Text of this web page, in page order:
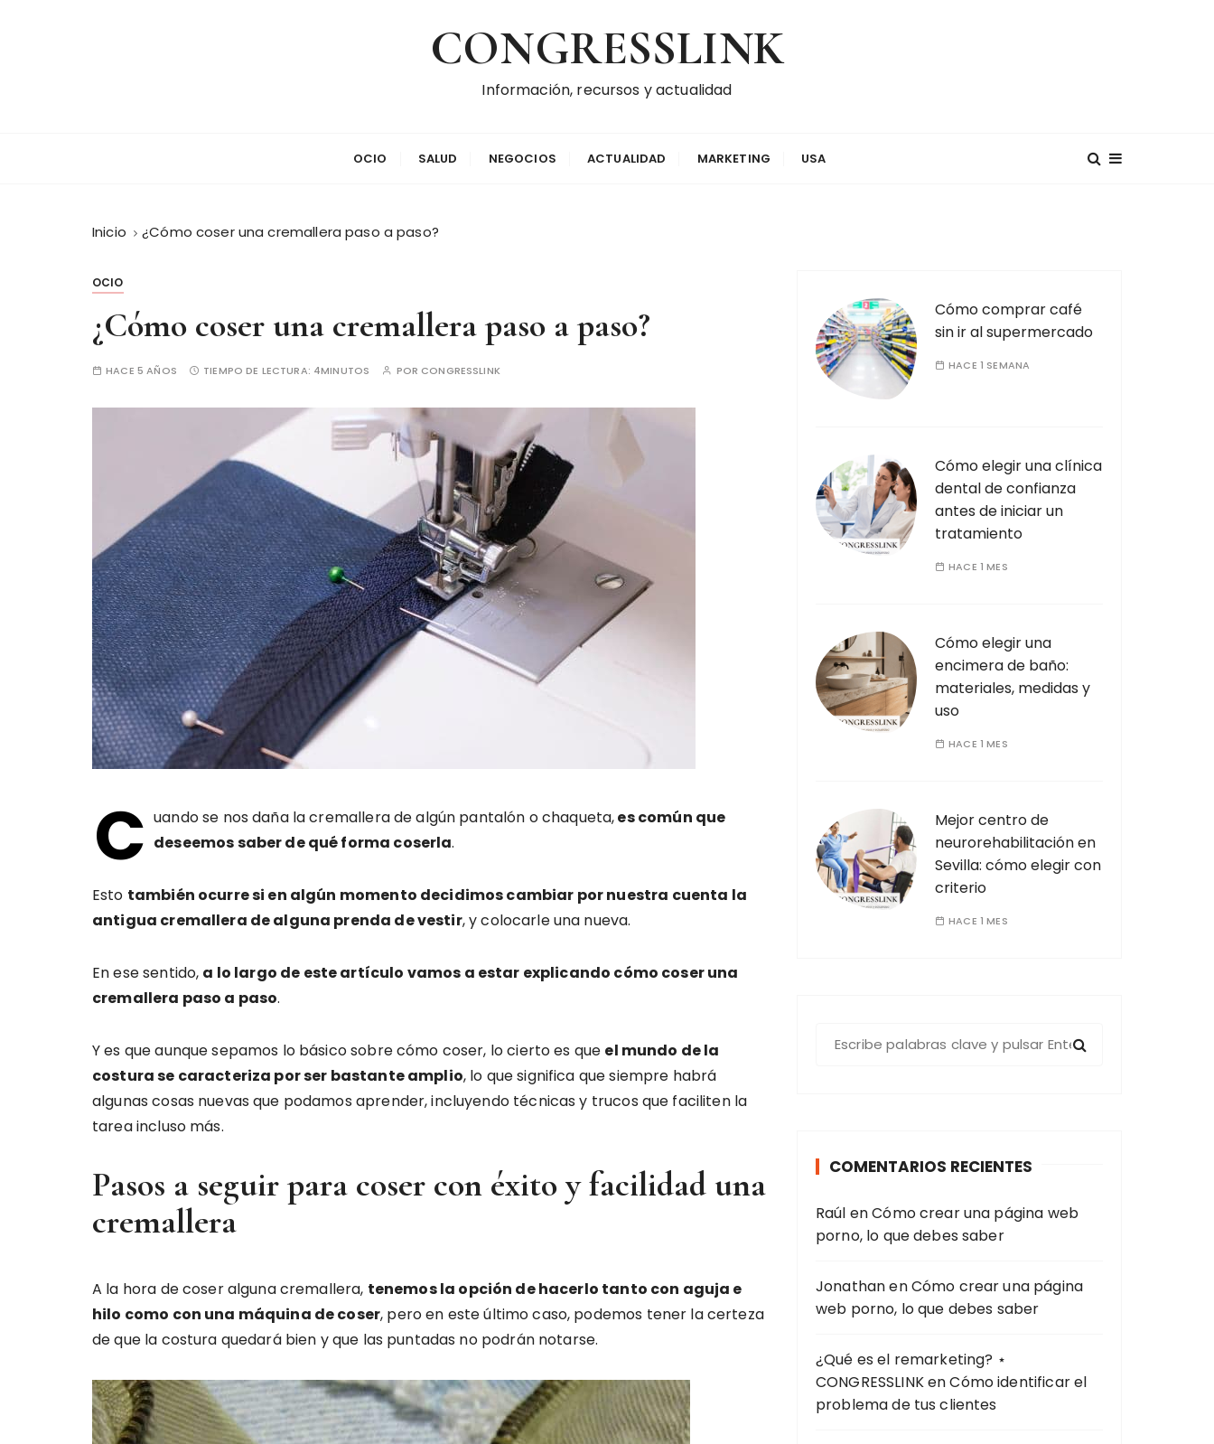
CONGRESSLINK
Información, recursos y actualidad
OCIO SALUD NEGOCIOS ACTUALIDAD MARKETING USA
Inicio ¿Cómo coser una cremallera paso a paso?
OCIO
¿Cómo coser una cremallera paso a paso?
HACE 5 AÑOS TIEMPO DE LECTURA: 4MINUTOS POR CONGRESSLINK
C uando se nos daña la cremallera de algún pantalón o chaqueta,es común que
deseemos saber de qué forma coserla.
Esto también ocurre si en algún momento decidimos cambiar por nuestra cuenta la
antigua cremallera de alguna prenda de vestir, y colocarle una nueva.
En ese sentido, a lo largo de esteartículo vamos a estar explicando cómo coser una
cremallera paso a paso.
Y es que aunque sepamos lo básico sobre cómo coser, lo cierto es que el mundo de la
costura se caracteriza por ser bastante amplio, lo que significa que siempre habrá
algunas cosas nuevas que podamos aprender, incluyendo técnicas y trucos que faciliten la
tarea incluso más.
Pasos a seguir para coser con éxito y facilidad una
cremallera
A la hora de coser alguna cremallera, tenemos la opción de hacerlo tanto con aguja e
hilo como con una máquina de coser, pero en este último caso, podemos tener la certeza
de que la costura quedará bien y que las puntadas no podrán notarse.
Cómo comprar café
sin ir al supermercado
HACE 1 SEMANA
Cómo elegir una clínica
dental de confianza
antes de iniciar un
tratamiento
HACE 1 MES
Cómo elegir una
encimera de baño:
materiales, medidas y
uso
HACE 1 MES
Mejor centro de
neurorehabilitación en
Sevilla: cómo elegir con
criterio
HACE 1 MES
COMENTARIOS RECIENTES
Raúl enCómo crear una página web
porno, lo que debes saber
JonathanenCómo crear una página
web porno, lo que debes saber
¿Qué es el remarketing? ⋆
CONGRESSLINKenCómo identificar el
problema de tus clientes